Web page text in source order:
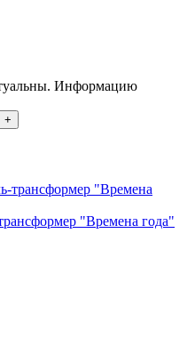
Информацию
+
"Времена года"